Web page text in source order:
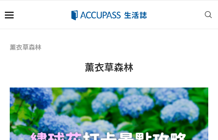
薰衣草森林
薰衣草森林